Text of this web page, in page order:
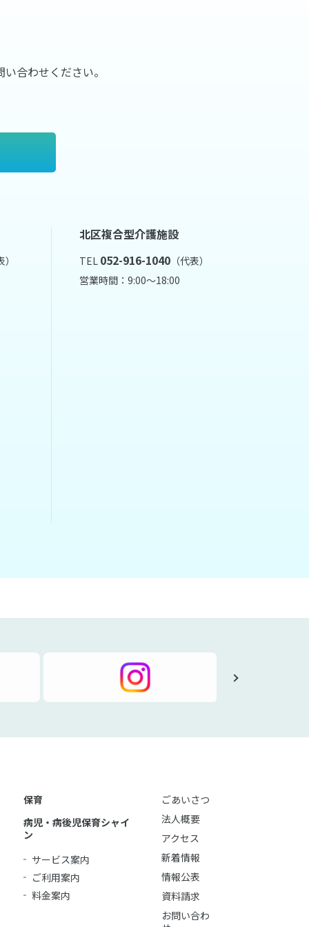
合わせください。
）
北区複合型介護施設
TEL 052-916-1040（代表）
営業時間：9:00～18:00
保育
病児・病後児保育シャイ
ン
サービス案内
ご利用案内
料金案内
ごあいさつ
法人概要
アクセス
新着情報
情報公表
資料請求
お問い合わ